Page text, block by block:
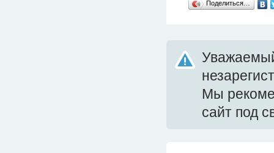
Поделиться…
Мы
сайт под